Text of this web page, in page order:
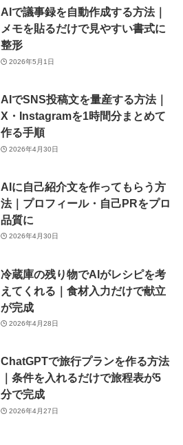
AIで議事録を自動作成する方法｜
メモを貼るだけで見やすい書式に
整形
2026年5月1日
AIでSNS投稿文を量産する方法｜
X・Instagramを1時間分まとめて
作る手順
2026年4月30日
AIに自己紹介文を作ってもらう方
法｜プロフィール・自己PRをプロ
品質に
2026年4月30日
冷蔵庫の残り物でAIがレシピを考
えてくれる｜食材入力だけで献立
が完成
2026年4月28日
ChatGPTで旅行プランを作る方法
｜条件を入れるだけで旅程表が5
分で完成
2026年4月27日